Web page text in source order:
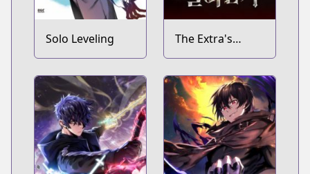
Solo Leveling
The Extra's
Academy
Survival Guide